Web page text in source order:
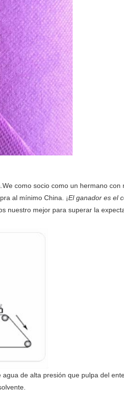
como socio como un hermano con
al mínimo China. ¡El ganador es el
nuestro mejor para superar la
de alta presión que pulpa del